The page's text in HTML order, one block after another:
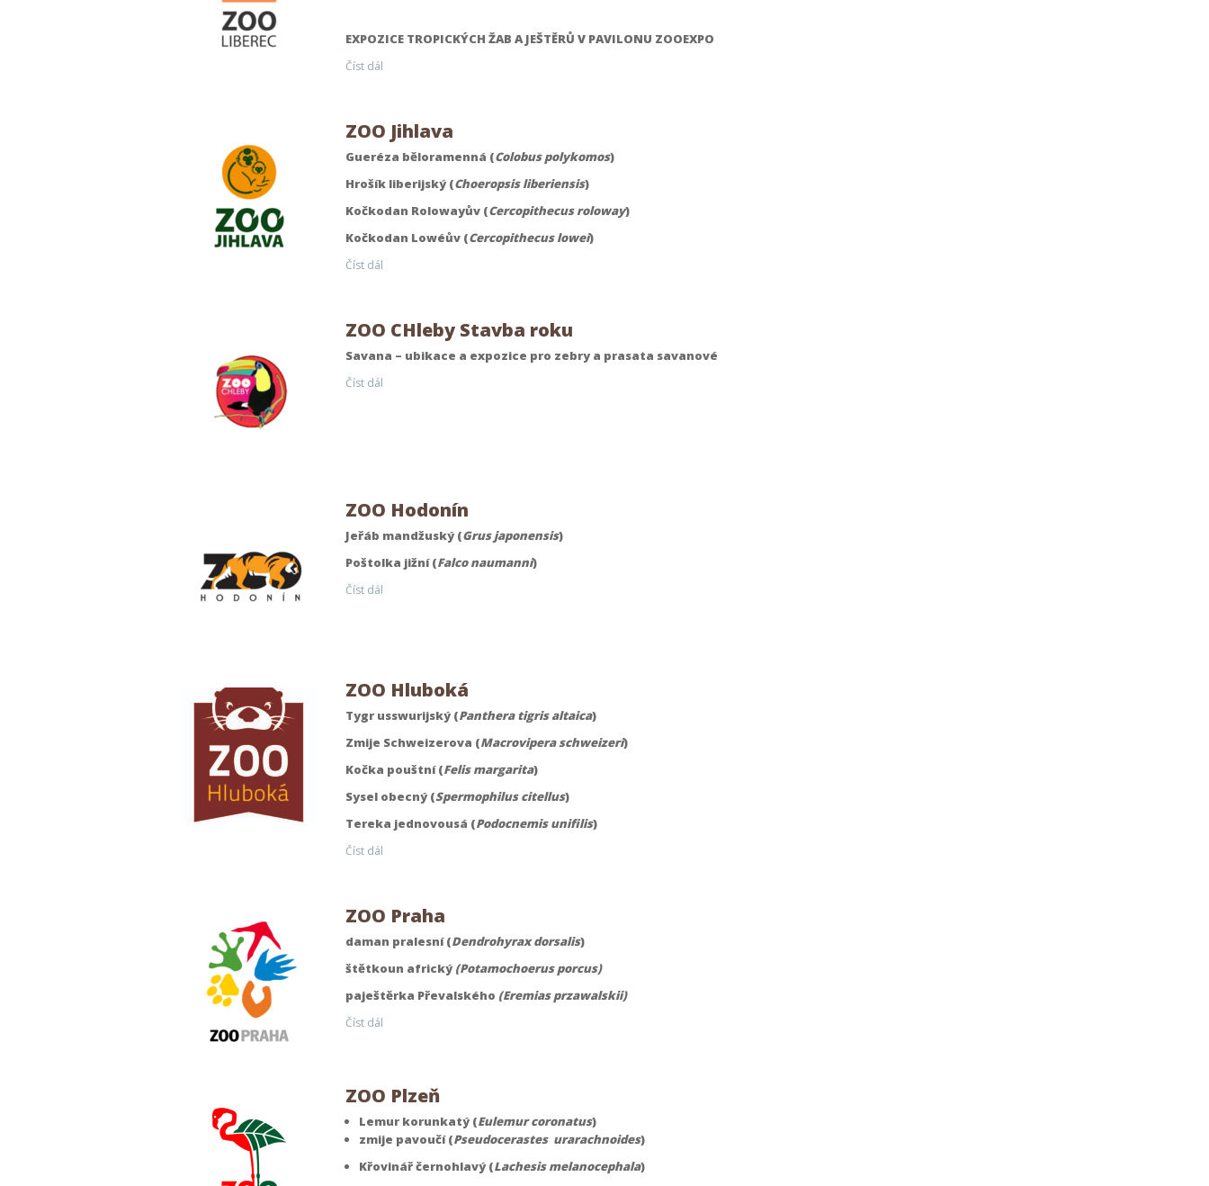
EXPOZICE TROPICKÝCH ŽAB A JEŠTĚRŮ V PAVILONU ZOOEXPO
Číst dál
ZOO Jihlava
Gueréza běloramenná (Colobus polykomos)
Hrošík liberijský (Choeropsis liberiensis)
Kočkodan Rolowayův (Cercopithecus roloway)
Kočkodan Lowéův (Cercopithecus lowei)
Číst dál
ZOO CHleby Stavba roku
Savana – ubikace a expozice pro zebry a prasata savanové
Číst dál
ZOO Hodonín
Jeřáb mandžuský (Grus japonensis)
Poštolka jižní (Falco naumanni)
Číst dál
ZOO Hluboká
Tygr usswurijský (Panthera tigris altaica)
Zmije Schweizerova (Macrovipera schweizeri)
Kočka pouštní (Felis margarita)
Sysel obecný (Spermophilus citellus)
Tereka jednovousá (Podocnemis unifilis)
Číst dál
ZOO Praha
daman pralesní (Dendrohyrax dorsalis)
štětkoun africký (Potamochoerus porcus)
paještěrka Převalského (Eremias przawalskii)
Číst dál
ZOO Plzeň
Lemur korunkatý (Eulemur coronatus)
zmije pavoučí (Pseudocerastes urarachnoides)
Křovinář černohlavý (Lachesis melanocephala)